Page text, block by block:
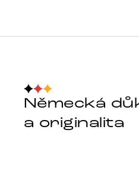
Německá
a originalita